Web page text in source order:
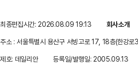
최종편집시간: 2026.08.09 19:13 회사소개
주소 : 서울특별시 용산구 서빙고로 17, 18층(한강로
제호: 데일리안
등록일/발행일: 2005.09.13